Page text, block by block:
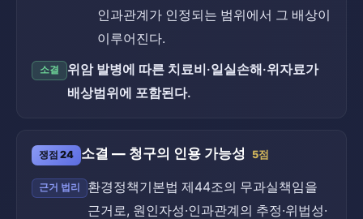
인과관계가 인정되는 범위에서 그 배상이
이루어진다.
소결
위암 발병에 따른 치료비·일실손해·위자료가
배상범위에 포함된다.
쟁점 24 소결 — 청구의 인용 가능성 5점
근거 법리
환경정책기본법 제44조의 무과실책임을
근거로, 원인자성·인과관계의 추정·위법성·